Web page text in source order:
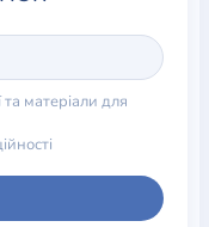
матеріали для